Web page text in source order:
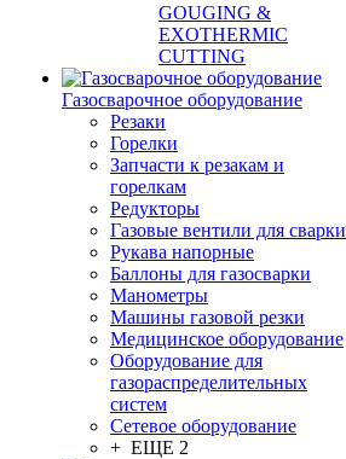
GOUGING &
EXOTHERMIC
CUTTING
Газосварочное оборудование
Резаки
Горелки
Запчасти к резакам и
горелкам
Редукторы
Газовые вентили для сварки
Рукава напорные
Баллоны для газосварки
Манометры
Машины газовой резки
Медицинское оборудование
Оборудование для
газораспределительных
систем
Сетевое оборудование
+ ЕЩЕ 2